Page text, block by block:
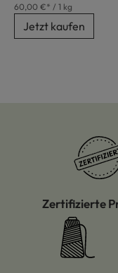
60,00 €* / 1 kg
Jetzt kaufen
Zertifizierte